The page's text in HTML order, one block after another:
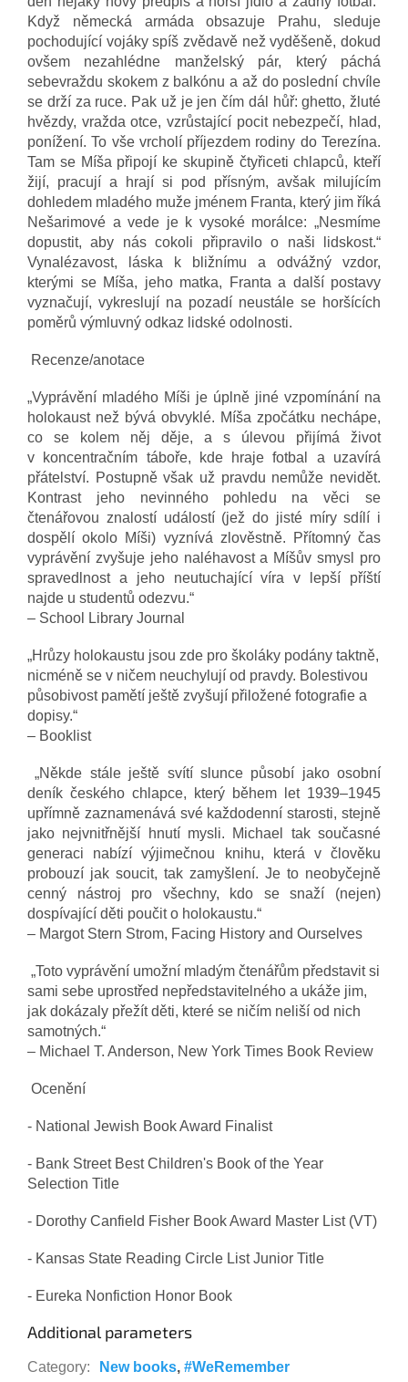
Když německá armáda obsazuje Prahu, sleduje
pochodující vojáky spíš zvědavě než vyděšeně, dokud
ovšem nezahlédne manželský pár, který páchá
sebevraždu skokem z balkónu a až do poslední chvíle
se drží za ruce. Pak už je jen čím dál hůř: ghetto, žluté
hvězdy, vražda otce, vzrůstající pocit nebezpečí, hlad,
ponížení. To vše vrcholí příjezdem rodiny do Terezína.
Tam se Míša připojí ke skupině čtyřiceti chlapců, kteří
žijí, pracují a hrají si pod přísným, avšak milujícím
dohledem mladého muže jménem Franta, který jim říká
Nešarimové a vede je k vysoké morálce: „Nesmíme
dopustit, aby nás cokoli připravilo o naši lidskost.“
Vynalézavost, láska k bližnímu a odvážný vzdor,
kterými se Míša, jeho matka, Franta a další postavy
vyznačují, vykreslují na pozadí neustále se horšících
poměrů výmluvný odkaz lidské odolnosti.
Recenze/anotace
„Vyprávění mladého Míši je úplně jiné vzpomínání na
holokaust než bývá obvyklé. Míša zpočátku nechápe,
co se kolem něj děje, a s úlevou přijímá život
v koncentračním táboře, kde hraje fotbal a uzavírá
přátelství. Postupně však už pravdu nemůže nevidět.
Kontrast jeho nevinného pohledu na věci se
čtenářovou znalostí událostí (jež do jisté míry sdílí i
dospělí okolo Míši) vyznívá zlověstně. Přítomný čas
vyprávění zvyšuje jeho naléhavost a Míšův smysl pro
spravedlnost a jeho neutuchající víra v lepší příští
najde u studentů odezvu.“
– School Library Journal
„Hrůzy holokaustu jsou zde pro školáky podány taktně,
nicméně se v ničem neuchylují od pravdy. Bolestivou
působivost pamětí ještě zvyšují přiložené fotografie a
dopisy.“
– Booklist
„Někde stále ještě svítí slunce působí jako osobní
deník českého chlapce, který během let 1939–1945
upřímně zaznamenává své každodenní starosti, stejně
jako nejvnitřnější hnutí mysli. Michael tak současné
generaci nabízí výjimečnou knihu, která v člověku
probouzí jak soucit, tak zamyšlení. Je to neobyčejně
cenný nástroj pro všechny, kdo se snaží (nejen)
dospívající děti poučit o holokaustu.“
– Margot Stern Strom, Facing History and Ourselves
„Toto vyprávění umožní mladým čtenářům představit si
sami sebe uprostřed nepředstavitelného a ukáže jim,
jak dokázaly přežít děti, které se ničím neliší od nich
samotných.“
– Michael T. Anderson, New York Times Book Review
Ocenění
- National Jewish Book Award Finalist
- Bank Street Best Children's Book of the Year
Selection Title
- Dorothy Canfield Fisher Book Award Master List (VT)
- Kansas State Reading Circle List Junior Title
- Eureka Nonfiction Honor Book
Additional parameters
Category: New books, #WeRemember